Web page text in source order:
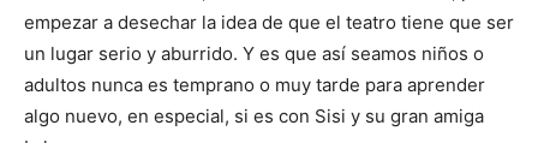
empezar a desechar la idea de que el teatro tiene que ser
un lugar serio y aburrido. Y es que así seamos niños o
adultos nunca es temprano o muy tarde para aprender
algo nuevo, en especial, si es con Sisi y su gran amiga